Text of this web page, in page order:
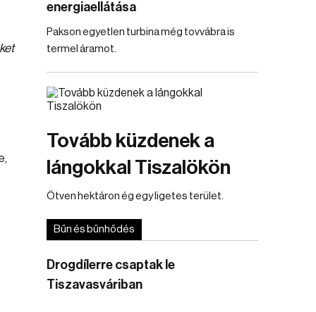
energiaellátása
Pakson egyetlen turbina még tovvábra is
termel áramot.
Tovább küzdenek a
lángokkal Tiszalökön
Ötven hektáron ég egy ligetes terület.
Bűn és bűnhődés
Drogdílerre csaptak le
Tiszavasváriban